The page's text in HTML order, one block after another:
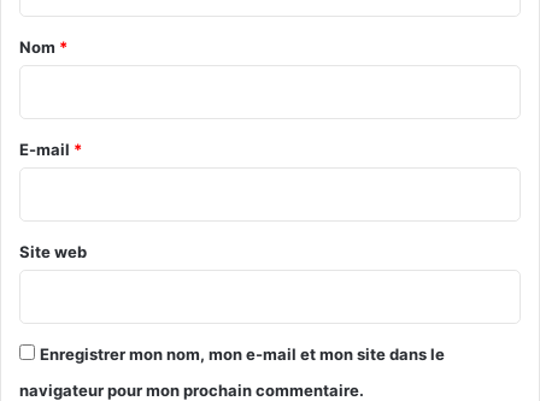
a
r
e
Nom *
E-mail *
Site web
Enregistrer mon nom, mon e-mail et mon site dans le
navigateur pour mon prochain commentaire.